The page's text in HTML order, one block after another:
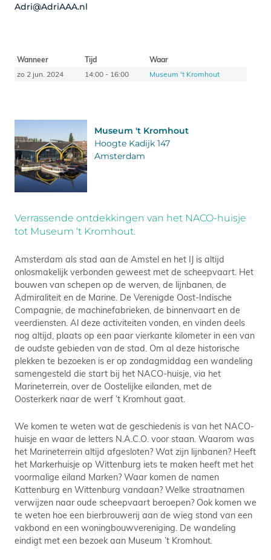
Adri@AdriAAA.nl
Wanneer Tijd
Waar
zo 2 jun. 2024
14:00 - 16:00 Museum 't Kromhout
Museum 't Kromhout
Hoogte Kadijk 147
Amsterdam
Verrassende ontdekkingen van het NACO-huisje
tot Museum ‘t Kromhout.
Amsterdam als stad aan de Amstel en het IJ is altijd
onlosmakelijk verbonden geweest met de scheepvaart. Het
bouwen van schepen op de werven, de lijnbanen, de
Admiraliteit en de Marine. De Verenigde Oost-Indische
Compagnie, de machinefabrieken, de binnenvaart en de
veerdiensten. Al deze activiteiten vonden, en vinden deels
nog altijd, plaats op een paar vierkante kilometer in een van
de oudste gebieden van de stad. Om al deze historische
plekken te bezoeken is er op zondagmiddag een wandeling
samengesteld die start bij het NACO-huisje, via het
Marineterrein, over de Oostelijke eilanden, met de
Oosterkerk naar de werf ’t Kromhout gaat.
We komen te weten wat de geschiedenis is van het NACO-
huisje en waar de letters N.A.C.O. voor staan. Waarom was
het Marineterrein altijd afgesloten? Wat zijn lijnbanen? Heeft
het Markerhuisje op Wittenburg iets te maken heeft met het
voormalige eiland Marken? Waar komen de namen
Kattenburg en Wittenburg vandaan? Welke straatnamen
verwijzen naar oude scheepvaart beroepen? Ook komen we
te weten hoe een bierbrouwerij aan de wieg stond van een
vakbond en een woningbouwvereniging. De wandeling
eindigt met een bezoek aan Museum ’t Kromhout.